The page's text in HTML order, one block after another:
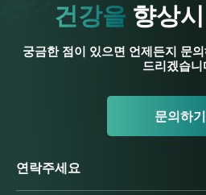
건강을 향상
궁금한 점이 있으면 언제든지 문
드리겠습니
문의하기
연락주세요